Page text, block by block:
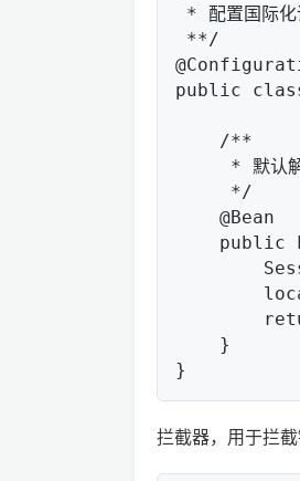
public
拦截器，用于拦